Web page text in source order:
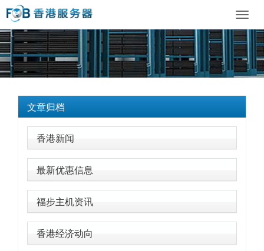
文章归档
香港新闻
最新优惠信息
福步主机资讯
香港经济动向